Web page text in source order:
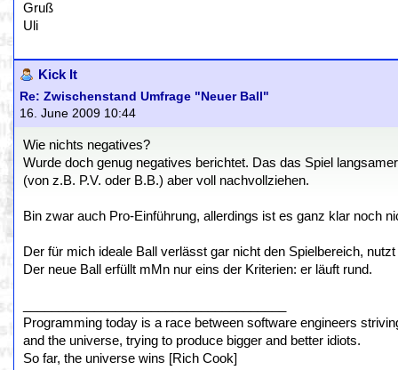
Gruß
Uli
Kick It
Re: Zwischenstand Umfrage "Neuer Ball"
16. June 2009 10:44
Wie nichts negatives?
Wurde doch genug negatives berichtet. Das das Spiel
(von z.B. P.V. oder B.B.) aber voll nachvollziehen.
Bin zwar auch Pro-Einführung, allerdings ist es ganz klar noch
Der für mich ideale Ball verlässt gar nicht den Spielbereich,
Der neue Ball erfüllt mMn nur eins der Kriterien: er läuft rund.
Programming today is a race between software engineers
and the universe, trying to produce bigger and better idiots.
So far, the universe wins [Rich Cook]